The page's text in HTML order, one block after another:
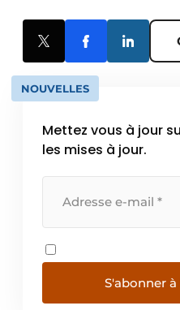
NOUVELLES
Mettez vous à jour
les mises à jour.
S'abonner